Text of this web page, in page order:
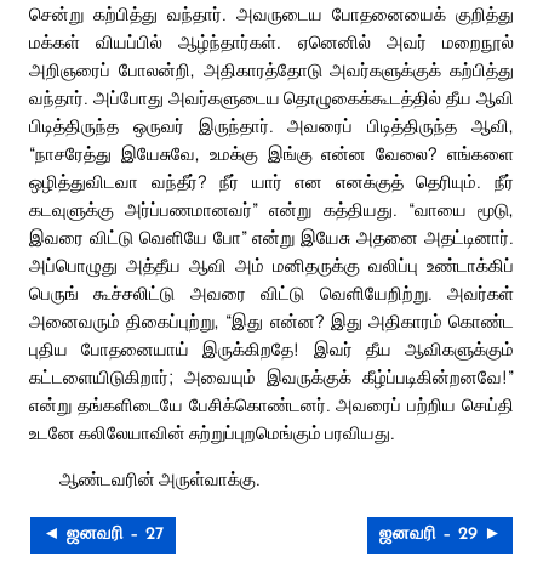
சென்று கற்பித்து வந்தார். அவருடைய போதனையைக் குறித்து
மக்கள் வியப்பில் ஆழ்ந்தார்கள். ஏனெனில் அவர் மறைநூல்
அறிஞரைப் போலன்றி, அதிகாரத்தோடு அவர்களுக்குக் கற்பித்து
வந்தார். அப்போது அவர்களுடைய தொழுகைக்கூடத்தில் தீய ஆவி
பிடித்திருந்த ஒருவர் இருந்தார். அவரைப் பிடித்திருந்த ஆவி,
“நாசரேத்து இயேசுவே, உமக்கு இங்கு என்ன வேலை? எங்களை
ஒழித்துவிடவா வந்தீர்? நீர் யார் என எனக்குத் தெரியும். நீர்
கடவுளுக்கு அர்ப்பணமானவர்” என்று கத்தியது. “வாயை மூடு,
இவரை விட்டு வெளியே போ” என்று இயேசு அதனை அதட்டினார்.
அப்பொழுது அத்தீய ஆவி அம் மனிதருக்கு வலிப்பு உண்டாக்கிப்
பெருங் கூச்சலிட்டு அவரை விட்டு வெளியேறிற்று. அவர்கள்
அனைவரும் திகைப்புற்று, “இது என்ன? இது அதிகாரம் கொண்ட
புதிய போதனையாய் இருக்கிறதே! இவர் தீய ஆவிகளுக்கும்
கட்டளையிடுகிறார்; அவையும் இவருக்குக் கீழ்ப்படிகின்றனவே!”
என்று தங்களிடையே பேசிக்கொண்டனர். அவரைப் பற்றிய செய்தி
உடனே கலிலேயாவின் சுற்றுப்புறமெங்கும் பரவியது.
ஆண்டவரின் அருள்வாக்கு.
◄ ஜனவரி – 27 ஜனவரி – 29 ►